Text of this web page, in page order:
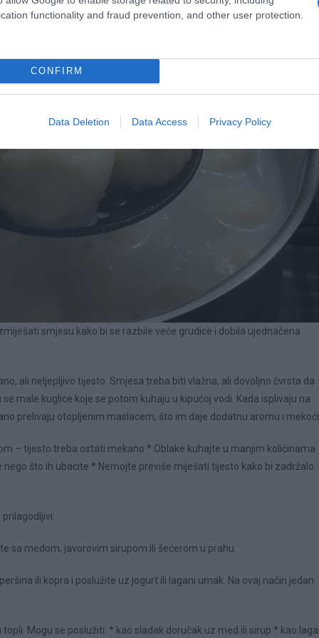
functionality and fraud prevention, and other user protection.
CONFIRM
Data Deletion Data Access Privacy Policy
smjesu kako bi se razbile veće grudice i dobila ujednačena
ali neljepljivo tijesto. Smjesa treba biti vlažna, ali dovoljno čvrsta da
male kuglice koje se potom kuhaju u kipućoj vodi. Kada isplivaju na
prelivaju otopljenim maslacem, što im daje dodatnu aromu i
– tijesto treba ostati mekano * Oblake kuhajte u manjim količinama
što ih ubacite * Nemojte previše miješati tijesto kako bi zadržalo
sa medom, javorovim sirupom ili šećerom u prahu.
ili kopra i poslužite uz jogurt ili lagani umak. Na ovaj način jedan
Mogu se poslužiti: * kao sladak doručak uz med ili sirup * kao